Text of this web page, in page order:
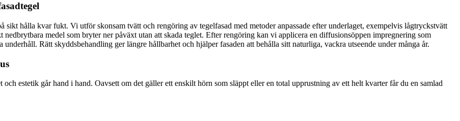
sikt hålla kvar fukt. Vi utför skonsam tvätt och rengöring av tegelfasad med metoder anpassade efter underlaget, exempelvis lågtryckstvätt
medel som bryter ner påväxt utan att skada teglet. Efter rengöring kan vi applicera en diffusionsöppen impregnering som
Rätt skyddsbehandling ger längre hållbarhet och hjälper fasaden att behålla sitt naturliga, vackra utseende under många år.
estetik går hand i hand. Oavsett om det gäller ett enskilt hörn som släppt eller en total upprustning av ett helt kvarter får du en samlad